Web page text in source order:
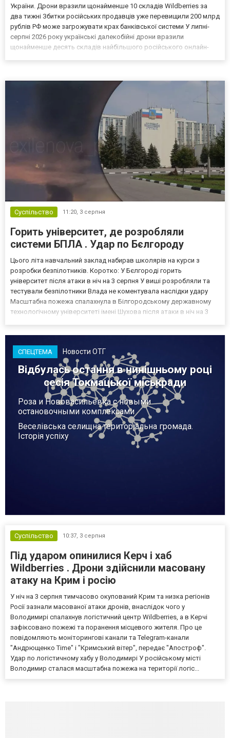
України. Дрони вразили щонайменше 10 складів Wildberries за
два тижні Збитки російських продавців уже перевищили 200 млрд
рублів РФ може загрожувати крах банківської системи У липні-
серпні 2026 року українські далекобійні дрони вразили
щонайменше десять складів найбільшого російського онлайн-
Суспільство 11:20, 3 серпня
Горить університет, де розробляли
системи БПЛА . Удар по Бєлгороду
Цього літа навчальний заклад набирав школярів на курси з
розробки безпілотників. Коротко: У Бєлгороді горить
університет після атаки в ніч на 3 серпня У виші розробляли та
тестували безпілотники Влада не коментувала наслідки удару
Масштабна пожежа спалахнула в Білгородському державному
технологічному університеті імені Шухова після атаки в ніч на 3
СПЕЦТЕМА Новости ОТГ
Відбулась остання в нинішньому році
сесія Токмацької міськради
Роза и Нововасильевка с новыми
остановочными комплексами
Веселівська селищна територіальна громада.
Історія успіху
Суспільство 10:37, 3 серпня
Під ударом опинилися Керч і хаб
Wildberries . Дрони здійснили масовану
атаку на Крим і росію
У ніч на 3 серпня тимчасово окупований Крим та низка регіонів
Росії зазнали масованої атаки дронів, внаслідок чого у
Володимирі спалахнув логістичний центр Wildberries, а в Керчі
зафіксовано пожежі та поранення місцевого жителя. Про це
повідомляють моніторингові канали та Telegram-канали
"Андрющенко Time" і "Кримський вітер", передає "Апостроф".
Удар по логістичному хабу у Володимирі У російському місті
Володимир сталася масштабна пожежа на території логіс...